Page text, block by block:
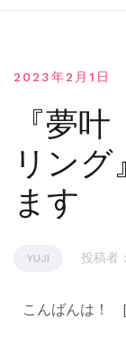
2023年2月1日
『夢
リング
ます
YUJI 投稿者 :
こんばんは！